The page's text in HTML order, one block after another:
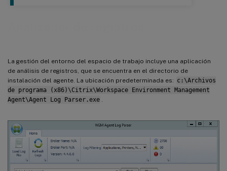
La gestión del entorno del espacio de trabajo incluye una aplicación
de análisis de registros, que se encuentra en el directorio de
instalación del agente. La ubicación predeterminada es: c:\Archivos
de programa (x86)\Citrix\Workspace Environment Management
Agent\Agent Log Parser.exe